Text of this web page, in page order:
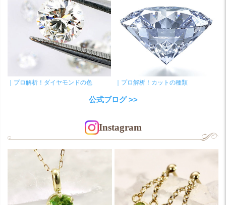
｜プロ解析！ダイヤモンドの色 ｜プロ解析！カットの種類
公式ブログ >>
Instagram